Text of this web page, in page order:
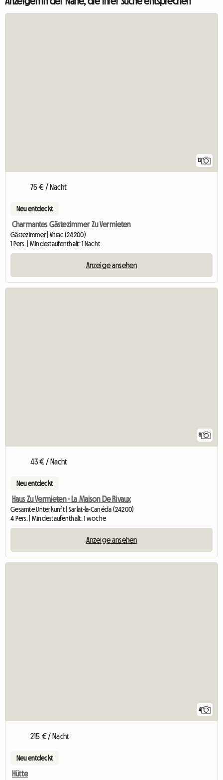
12
75 € / Nacht
Neu entdeckt
Charmantes Gästezimmer Zu Vermieten
Gästezimmer | Vitrac (24200)
1 Pers. | Mindestaufenthalt: 1 Nacht
Anzeige ansehen
8
43 € / Nacht
Neu entdeckt
Haus Zu Vermieten - La Maison De Rivaux
Gesamte Unterkunft | Sarlat-la-Canéda (24200)
4 Pers. | Mindestaufenthalt: 1 woche
Anzeige ansehen
4
215 € / Nacht
Neu entdeckt
Hütte